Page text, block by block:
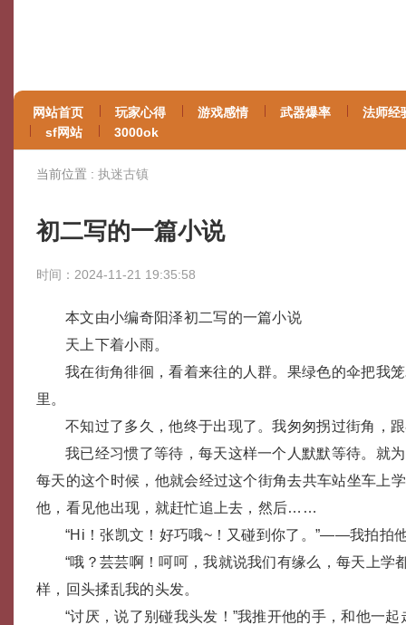
网站首页 玩家心得 游戏感情 武器爆率
法师经
sf网站
3000ok
当前位置 : 执迷古镇
初二写的一篇小说
时间：2024-11-21 19:35:58
本文由小编奇阳泽初二写的一篇小说
天上下着小雨。
我在街角徘徊，看着来往的人群。果绿色的伞把我
里。
不知过了多久，他终于出现了。我匆匆拐过街角，
我已经习惯了等待，每天这样一个人默默等待。就
每天的这个时候，他就会经过这个街角去共车站坐车上
他，看见他出现，就赶忙追上去，然后……
“Hi！张凯文！好巧哦~！又碰到你了。”——我拍拍
“哦？芸芸啊！呵呵，我就说我们有缘么，每天上学
样，回头揉乱我的头发。
“讨厌，说了别碰我头发！”我推开他的手，和他一起